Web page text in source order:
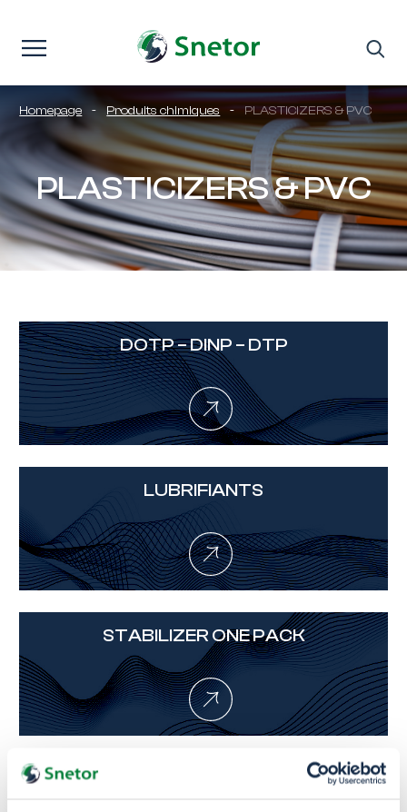
Homepage - Produits chimiques - PLASTICIZERS & PVC
PLASTICIZERS & PVC
DOTP – DINP – DTP
LUBRIFIANTS
STABILIZER ONE PACK